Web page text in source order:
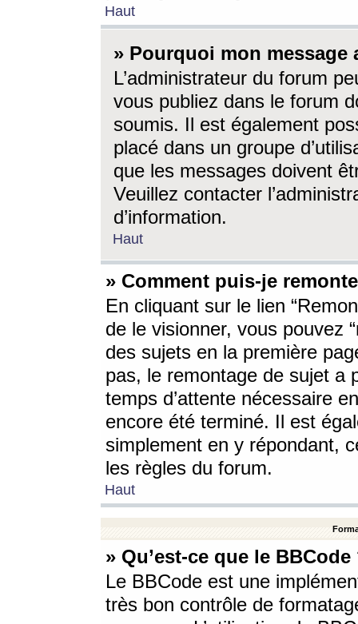
Haut
» Pourquoi mon message
L’administrateur du forum
vous publiez dans le forum
soumis. Il est également
placé dans un groupe
que les messages doivent
Veuillez contacter
d’information.
Haut
» Comment puis-je
En cliquant sur le lien
de le visionner, vous pouvez
des sujets en la première
pas, le remontage de sujet a
temps d’attente nécessaire
encore été terminé. Il est
simplement en y répondant,
les règles du forum.
Haut
» Qu’est-ce que le BBCode
Le BBCode est une
très bon contrôle de